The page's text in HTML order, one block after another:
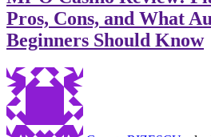
Pros, Cons, and What
Beginners Should Know